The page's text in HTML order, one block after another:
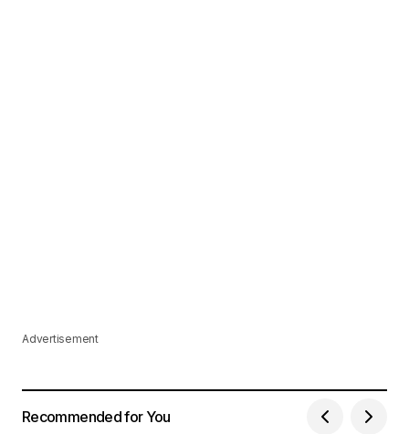
Advertisement
Recommended for You